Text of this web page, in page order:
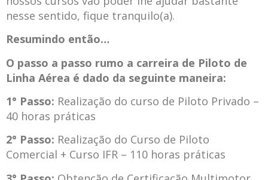
nesse sentido, fique tranquilo(a).
Resumindo então…
O passo a passo rumo a carreira de Piloto de
Linha Aérea é dado da seguinte maneira:
1° Passo: Realização do curso de Piloto Privado –
40 horas práticas
2° Passo: Realização do Curso de Piloto
Comercial + Curso IFR – 110 horas práticas